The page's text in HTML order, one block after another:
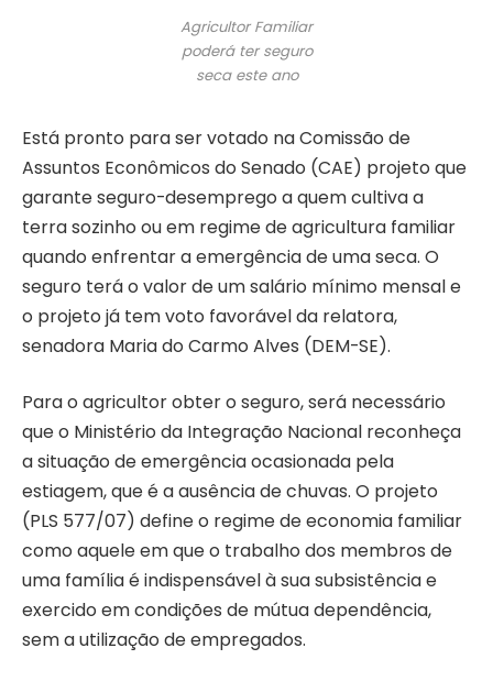
Agricultor Familiar
poderá ter seguro
seca este ano
Está pronto para ser votado na Comissão de
Assuntos Econômicos do Senado (CAE) projeto que
garante seguro-desemprego a quem cultiva a
terra sozinho ou em regime de agricultura familiar
quando enfrentar a emergência de uma seca. O
seguro terá o valor de um salário mínimo mensal e
o projeto já tem voto favorável da relatora,
senadora Maria do Carmo Alves (DEM-SE).
Para o agricultor obter o seguro, será necessário
que o Ministério da Integração Nacional reconheça
a situação de emergência ocasionada pela
estiagem, que é a ausência de chuvas. O projeto
(PLS 577/07) define o regime de economia familiar
como aquele em que o trabalho dos membros de
uma família é indispensável à sua subsistência e
exercido em condições de mútua dependência,
sem a utilização de empregados.